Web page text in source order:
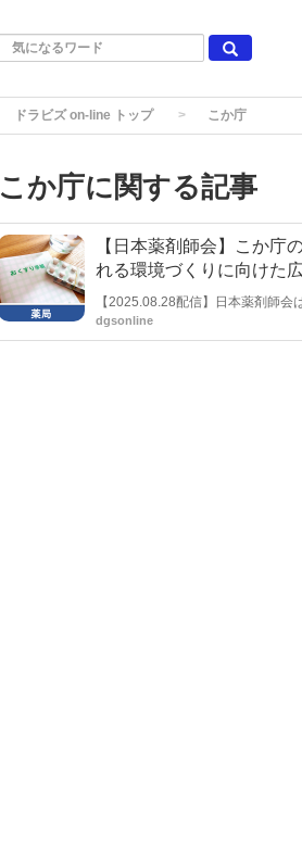
ドラビズ on-line トップ こか庁
こか庁に関する記事
【日本薬剤師会】こか庁
れる環境づくりに向けた広
【2025.08.28配信】日本薬剤師
力を促す通知を都道府県薬剤師会
dgsonline